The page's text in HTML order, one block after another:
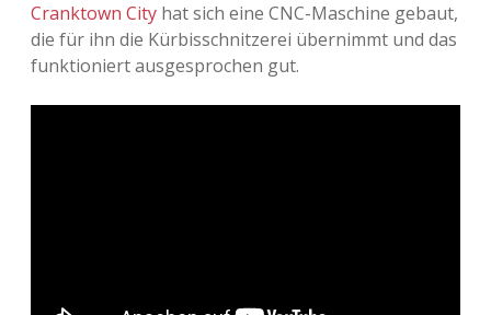
Cranktown City hat sich eine CNC-Maschine gebaut,
die für ihn die Kürbisschnitzerei übernimmt und das
funktioniert ausgesprochen gut.